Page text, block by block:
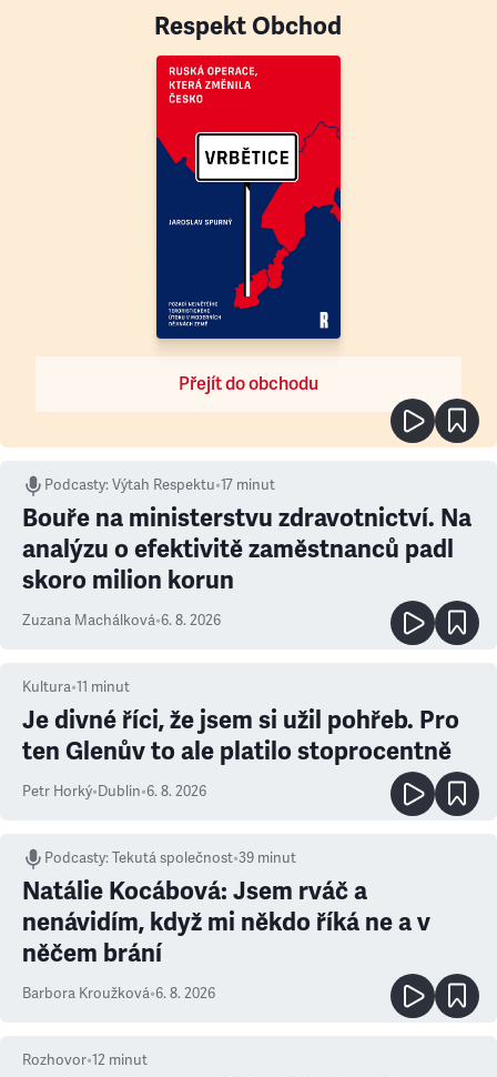
Respekt Obchod
Přejít do obchodu
Podcasty:Výtah Respektu•17 minut
Bouře na ministerstvu zdravotnictví. Na
analýzu o efektivitě zaměstnanců padl
skoro milion korun
Zuzana Machálková•6. 8. 2026
Kultura•11 minut
Je divné říci, že jsem si užil pohřeb. Pro
ten Glenův to ale platilo stoprocentně
Petr Horký•Dublin•6. 8. 2026
Podcasty:Tekutá společnost•39 minut
Natálie Kocábová: Jsem rváč a
nenávidím, když mi někdo říká ne a v
něčem brání
Barbora Kroužková•6. 8. 2026
Rozhovor•12 minut